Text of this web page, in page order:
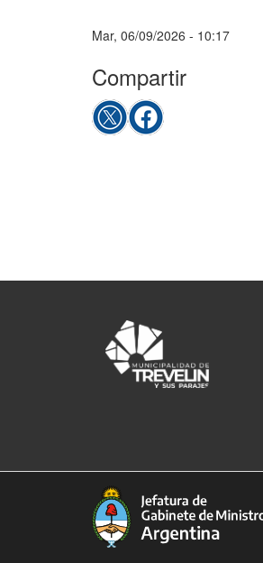
Mar, 06/09/2026 - 10:17
Compartir